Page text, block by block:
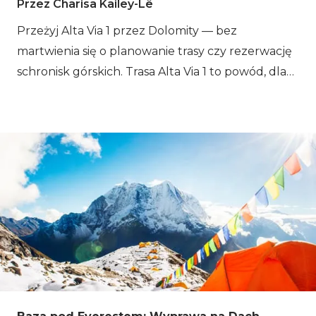
Przez Charisa Kailey-Lê
Przeżyj Alta Via 1 przez Dolomity — bez
martwienia się o planowanie trasy czy rezerwację
schronisk górskich. Trasa Alta Via 1 to powód, dla
Braies po ciche doliny na południu, ta 116-
kilometrowa trasa od schroniska do schroniska
przez północno-wschodnie Włochy jest
powszechnie uważana za najpiękniejszy
długodystansowy szlak w Alpach. Każdego roku
Bookatrekking pomaga setkom turystów
zarezerwować miejsca w schroniskach,
zaplanować etapy i przemierzyć tę klasyczną